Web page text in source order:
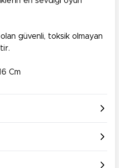
güvenli, toksik olmayan
Cm